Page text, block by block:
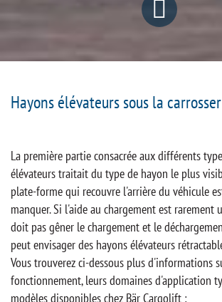
Hayons élévateurs sous la
La première partie consacrée aux différents
élévateurs traitait du type de hayon le plus
plate-forme qui recouvre l'arrière du véhicule
manquer. Si l'aide au chargement est rarement
doit pas gêner le chargement et le
peut envisager des hayons élévateurs
Vous trouverez ci-dessous plus d'informations
fonctionnement, leurs domaines d'application
modèles disponibles chez Bär Cargolift :